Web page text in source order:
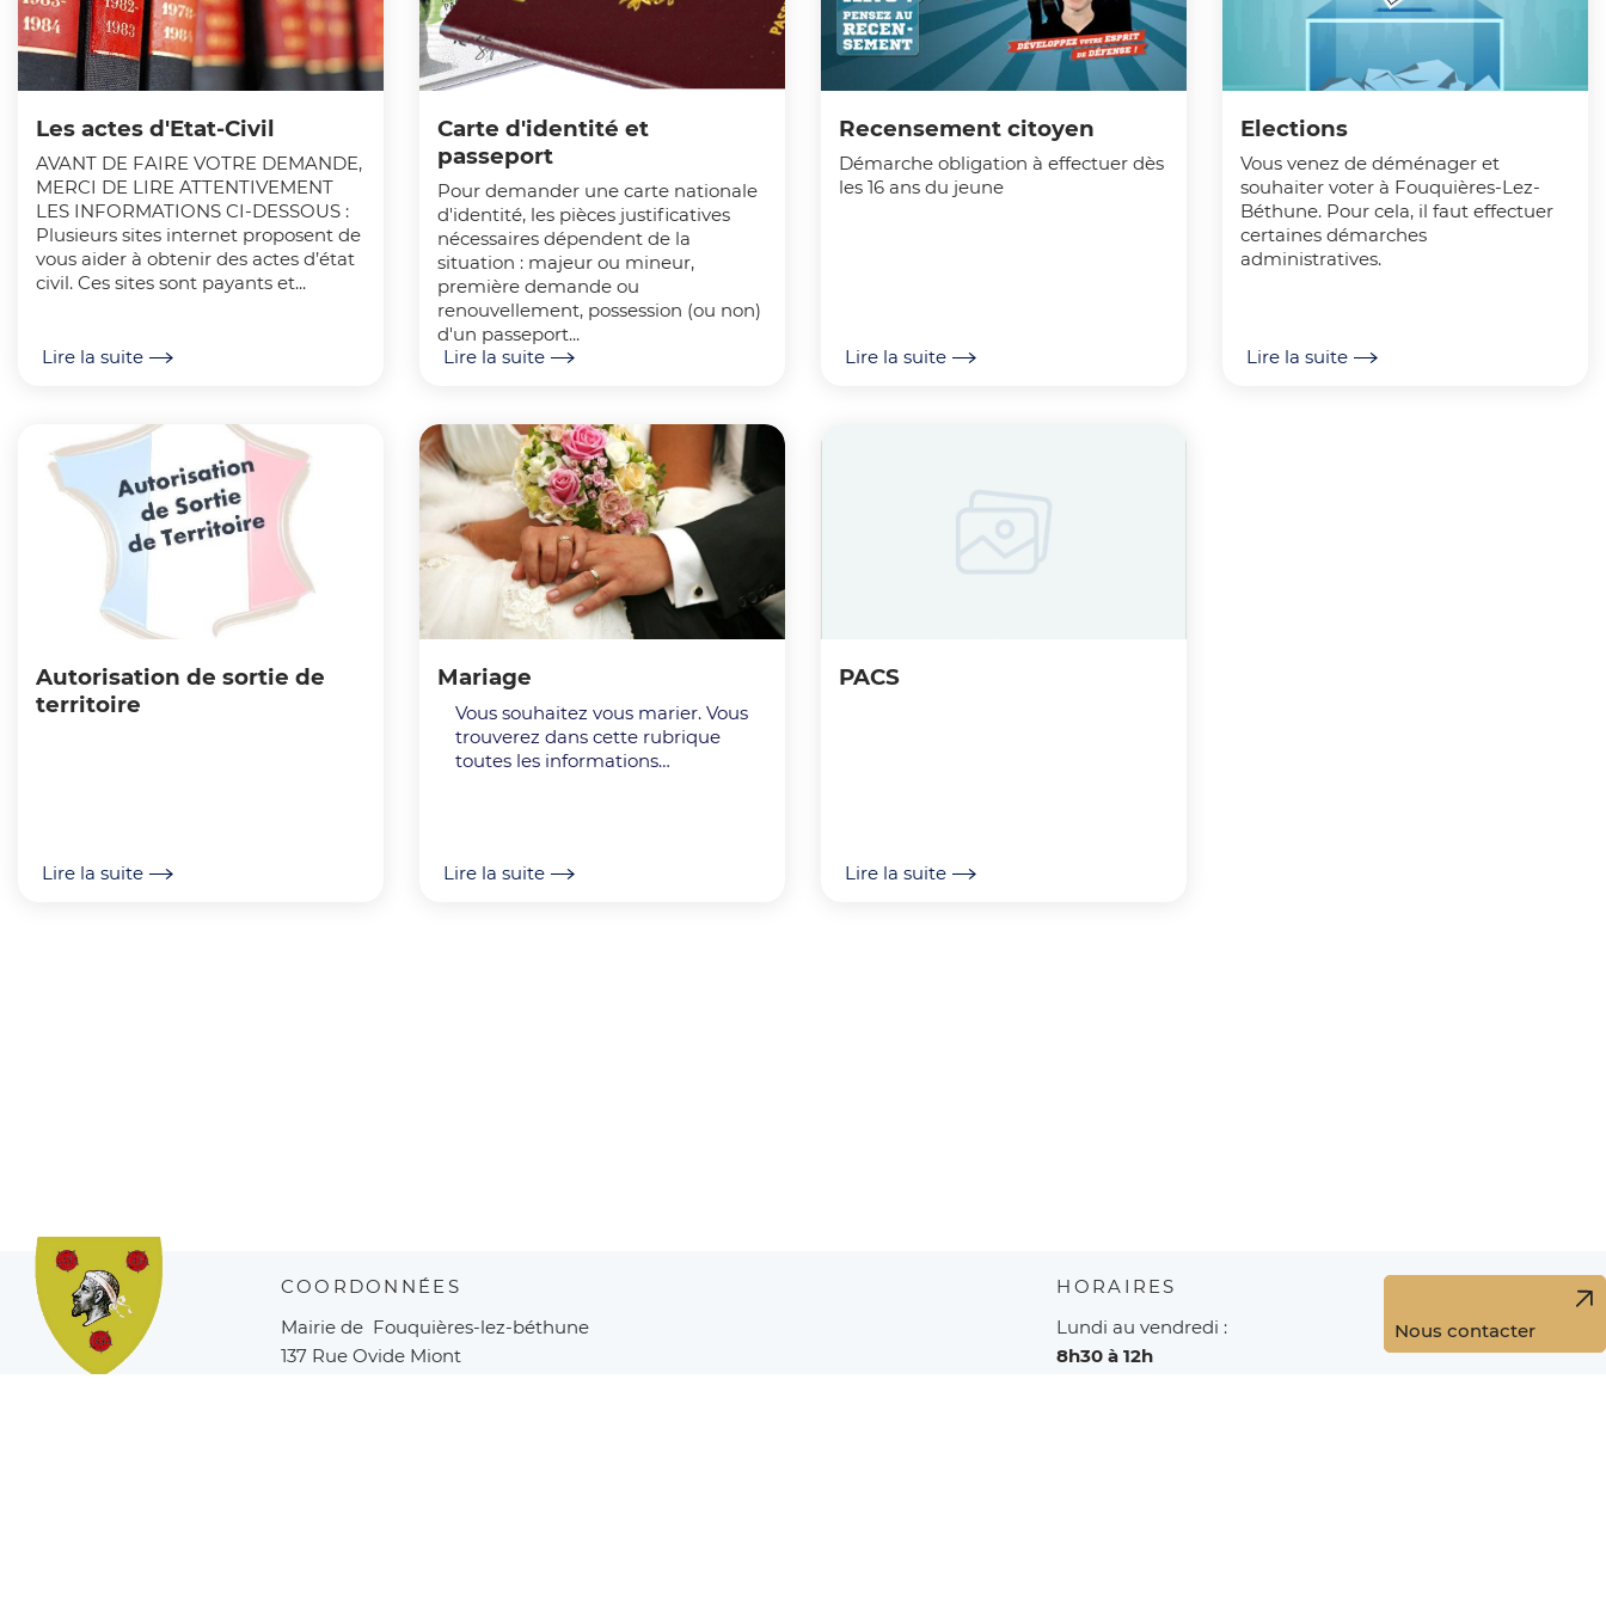
i
n
'
A
r
a
n
e
Les actes d'Etat-Civil
AVANT DE FAIRE VOTRE DEMANDE,
MERCI DE LIRE ATTENTIVEMENT
LES INFORMATIONS CI-DESSOUS :
Plusieurs sites internet proposent de
vous aider à obtenir des actes d’état
civil. Ces sites sont payants et...
Lire la suite
Carte d'identité et
passeport
Pour demander une carte nationale
d'identité, les pièces justificatives
nécessaires dépendent de la
situation : majeur ou mineur,
première demande ou
renouvellement, possession (ou non)
d'un passeport...
Lire la suite
Recensement citoyen
Démarche obligation à effectuer dès
les 16 ans du jeune
Lire la suite
Elections
Vous venez de déménager et
souhaiter voter à Fouquières-Lez-
Béthune. Pour cela, il faut effectuer
certaines démarches
administratives.
Lire la suite
Autorisation de sortie de
territoire
Lire la suite
Mariage
Vous souhaitez vous marier. Vous
trouverez dans cette rubrique
toutes les informations
Lire la suite
PACS
Lire la suite
COORDONNÉES
Mairie de Fouquières-lez-béthune
137 Rue Ovide Miont
HORAIRES
Lundi au vendredi :
8h30 à 12h
Nous contacter